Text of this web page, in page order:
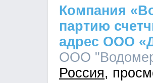
Компания
партию
адрес ООО
ООО
Россия